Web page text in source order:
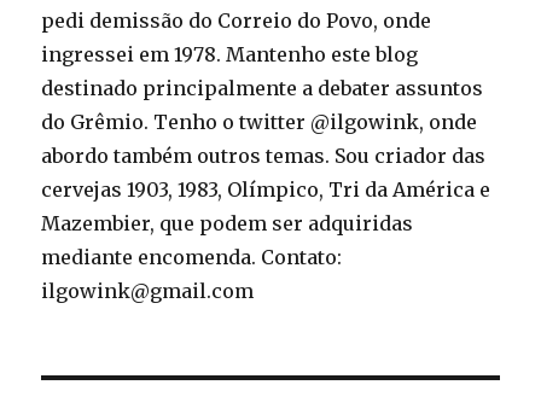
pedi demissão do Correio do Povo, onde
ingressei em 1978. Mantenho este blog
destinado principalmente a debater assuntos
do Grêmio. Tenho o twitter @ilgowink, onde
abordo também outros temas. Sou criador das
cervejas 1903, 1983, Olímpico, Tri da América e
Mazembier, que podem ser adquiridas
mediante encomenda. Contato:
ilgowink@gmail.com